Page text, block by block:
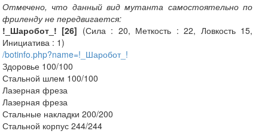
Отмечено, что данный вид мутанта самостоятельно по
фриленду не передвигается:
!_Шаробот_! [26] (Сила : 20, Меткость : 22, Ловкость 15,
Инициатива : 1)
/botinfo.php?name=!_Шаробот_!
Здоровье 100/100
Стальной шлем 100/100
Лазерная фреза
Лазерная фреза
Стальные накладки 200/200
Стальной корпус 244/244